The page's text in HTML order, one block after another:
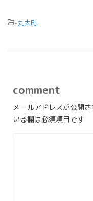
-丸太町
comment
メールアドレスが公開さ
いる欄は必須項目です